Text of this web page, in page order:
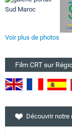
Voir plus de photos
Film CRT sur
Découvrir notre